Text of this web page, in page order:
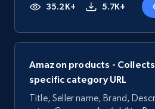
35.2K+ 5.7K+
Amazon products -
specific category URL
Title, Seller name, Brand,